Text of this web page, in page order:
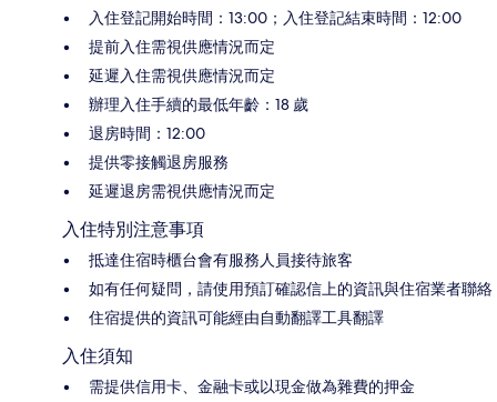
入住登記開始時間：13:00；入住登記結束時間：12:00
提前入住需視供應情況而定
延遲入住需視供應情況而定
辦理入住手續的最低年齡：18 歲
退房時間：12:00
提供零接觸退房服務
延遲退房需視供應情況而定
入住特別注意事項
抵達住宿時櫃台會有服務人員接待旅客
如有任何疑問，請使用預訂確認信上的資訊與住宿業者聯絡
住宿提供的資訊可能經由自動翻譯工具翻譯
入住須知
需提供信用卡、金融卡或以現金做為雜費的押金